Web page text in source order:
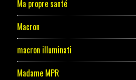
Ma propre santé
Macron
macron illuminati
Madame MPR